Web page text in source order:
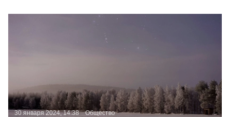
30 января 2024, 14:38
Общество